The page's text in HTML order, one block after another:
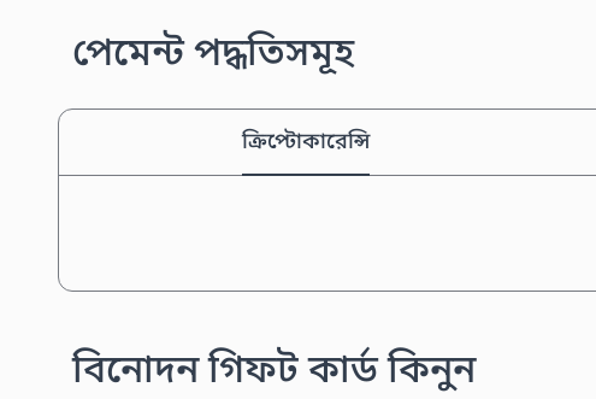
পেমেন্ট পদ্ধতিসমূহ
ক্রিপ্টোকারেন্সি
বিনোদন গিফট কার্ড কিনুন